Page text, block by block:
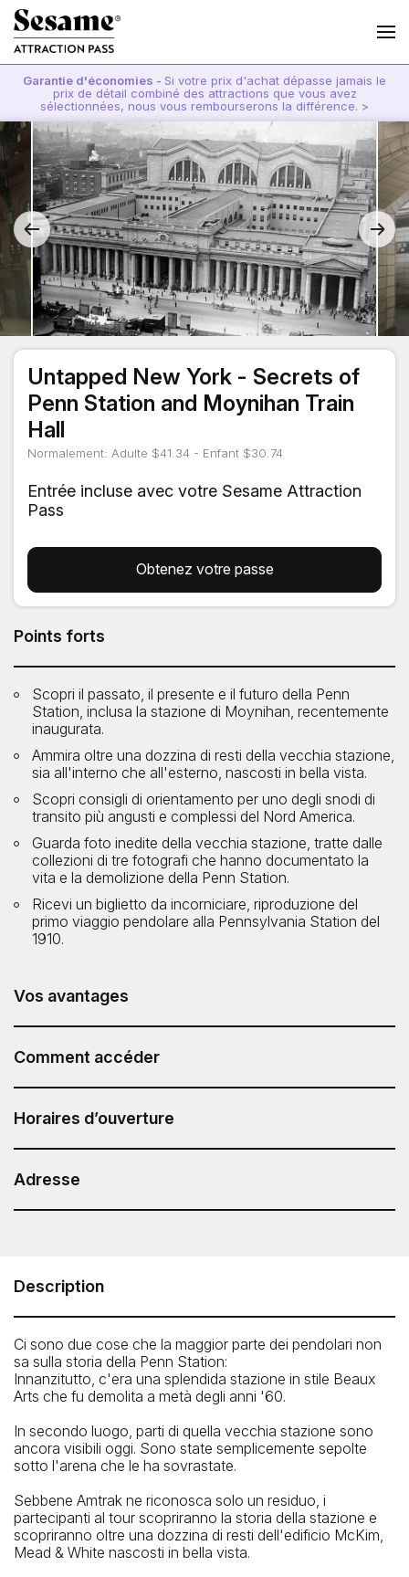
Garantie d'économies - Si votre prix d'achat dépasse jamais le
prix de détail combiné des attractions que vous avez
sélectionnées, nous vous rembourserons la différence. >
Untapped New York - Secrets of
Penn Station and Moynihan Train
Hall
Normalement: Adulte $41.34 - Enfant $30.74
Entrée incluse avec votre Sesame Attraction
Pass
Obtenez votre passe
Points forts
Scopri il passato, il presente e il futuro della Penn
Station, inclusa la stazione di Moynihan, recentemente
inaugurata.
Ammira oltre una dozzina di resti della vecchia stazione,
sia all'interno che all'esterno, nascosti in bella vista.
Scopri consigli di orientamento per uno degli snodi di
transito più angusti e complessi del Nord America.
Guarda foto inedite della vecchia stazione, tratte dalle
collezioni di tre fotografi che hanno documentato la
vita e la demolizione della Penn Station.
Ricevi un biglietto da incorniciare, riproduzione del
primo viaggio pendolare alla Pennsylvania Station del
1910.
Vos avantages
Hall proposée par Untapped New York est incluse dans
Comment accéder
tuo account per prenotare il biglietto.
Horaires d’ouverture
Durata: 2 ore
Adresse
Meeting Point: The tour starts inside Penn Station, in front
of the Starbucks adjacent to the Amtrack NJ Transit
waiting area.
How To Get There: By Subway: 1, 2, 3, A, C, E to 34th st
Penn Station
Description
Ci sono due cose che la maggior parte dei pendolari non
sa sulla storia della Penn Station:
Innanzitutto, c'era una splendida stazione in stile Beaux
Arts che fu demolita a metà degli anni '60.
In secondo luogo, parti di quella vecchia stazione sono
ancora visibili oggi. Sono state semplicemente sepolte
sotto l'arena che le ha sovrastate.
Sebbene Amtrak ne riconosca solo un residuo, i
partecipanti al tour scopriranno la storia della stazione e
scopriranno oltre una dozzina di resti dell'edificio McKim,
Mead & White nascosti in bella vista.